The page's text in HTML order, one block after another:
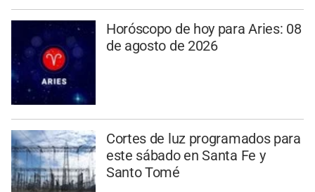
Horóscopo de hoy para Aries: 08
de agosto de 2026
Cortes de luz programados para
este sábado en Santa Fe y
Santo Tomé